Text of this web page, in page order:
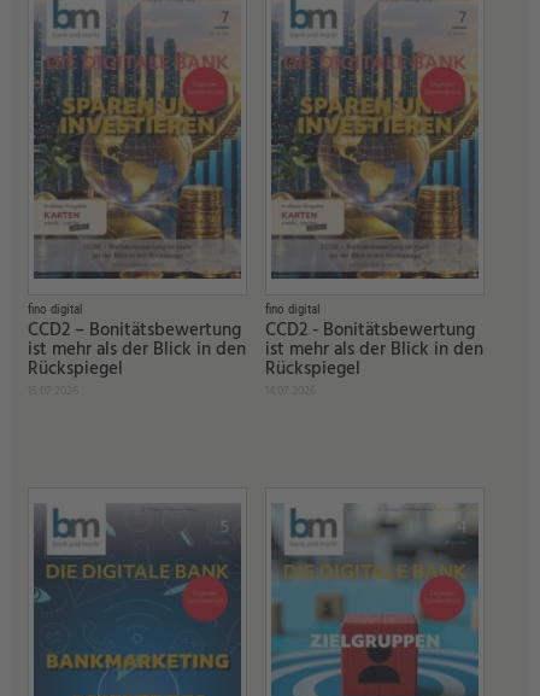
fino digital
CCD2 – Bonitätsbewertung
ist mehr als der Blick in den
Rückspiegel
fino digital
CCD2 - Bonitätsbewertung
ist mehr als der Blick in den
Rückspiegel